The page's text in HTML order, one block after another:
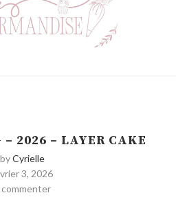
– 2026 – LAYER CAKE
byCyrielle
3, 2026
commenter